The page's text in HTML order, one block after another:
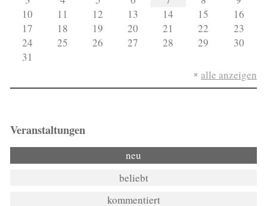
10
11 12 13 14 15
16
17
18 19 20 21 22
23
24
25 26 27 28 29
30
31
alle anzeigen
Veranstaltungen
neu
beliebt
kommentiert